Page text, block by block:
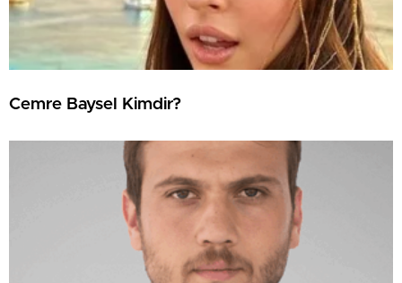
Cemre Baysel Kimdir?